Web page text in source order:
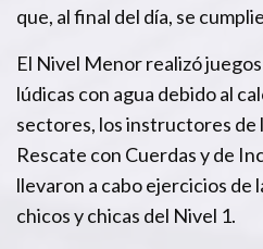
que, al final del día, se
El Nivel Menor realizó
lúdicas con agua debido al
sectores, los instructores de
Rescate con Cuerdas y de
llevaron a cabo ejercicios de
chicos y chicas del Nivel 1.